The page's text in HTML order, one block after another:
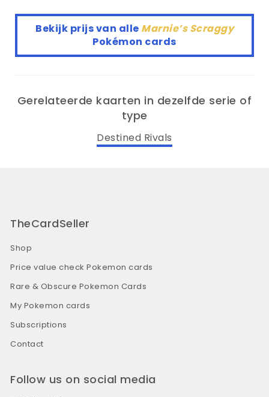
Bekijk prijs van alle Marnie’s Scraggy
Pokémon cards
Gerelateerde kaarten in dezelfde serie of
type
Destined Rivals
TheCardSeller
Shop
Price value check Pokemon cards
Rare & Obscure Pokemon Cards
My Pokemon cards
Subscriptions
Contact
Follow us on social media